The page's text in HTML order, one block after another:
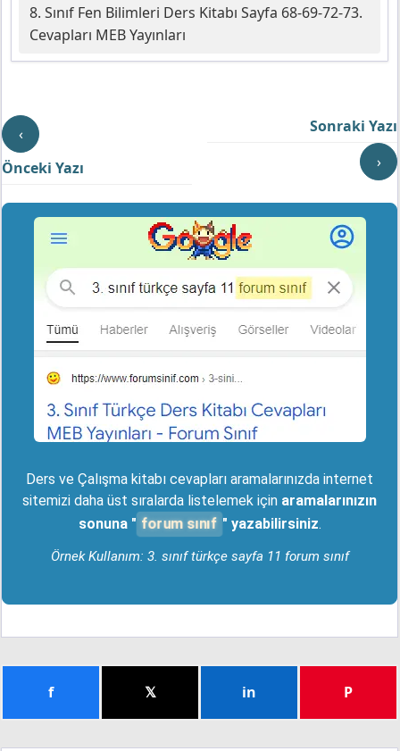
8. Sınıf Fen Bilimleri Ders Kitabı Sayfa 68-69-72-73.
Cevapları MEB Yayınları
‹
Önceki Yazı
Sonraki Yazı
›
Ders ve Çalışma kitabı cevapları aramalarınızda internet
sitemizi daha üst sıralarda listelemek için aramalarınızın
sonuna " forum sınıf " yazabilirsiniz.
Örnek Kullanım: 3. sınıf türkçe sayfa 11 forum sınıf
f 𝕏 in P